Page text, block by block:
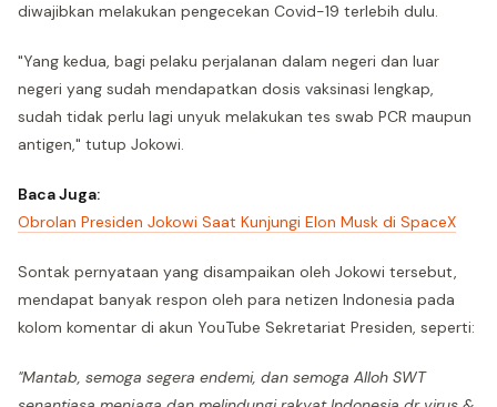
diwajibkan melakukan pengecekan Covid-19 terlebih dulu.
"Yang kedua, bagi pelaku perjalanan dalam negeri dan luar
negeri yang sudah mendapatkan dosis vaksinasi lengkap,
sudah tidak perlu lagi unyuk melakukan tes swab PCR maupun
antigen," tutup Jokowi.
Baca Juga:
Obrolan Presiden Jokowi Saat Kunjungi Elon Musk di SpaceX
Sontak pernyataan yang disampaikan oleh Jokowi tersebut,
mendapat banyak respon oleh para netizen Indonesia pada
kolom komentar di akun YouTube Sekretariat Presiden, seperti:
"Mantab, semoga segera endemi, dan semoga Alloh SWT